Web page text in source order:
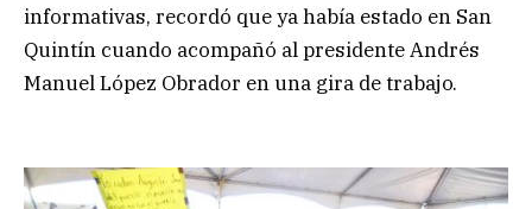
informativas, recordó que ya había estado en San
Quintín cuando acompañó al presidente Andrés
Manuel López Obrador en una gira de trabajo.